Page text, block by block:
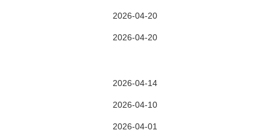
2026-04-20
2026-04-20
2026-04-14
2026-04-10
2026-04-01